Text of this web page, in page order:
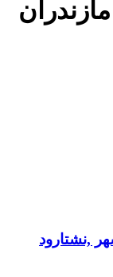
,نشتارود